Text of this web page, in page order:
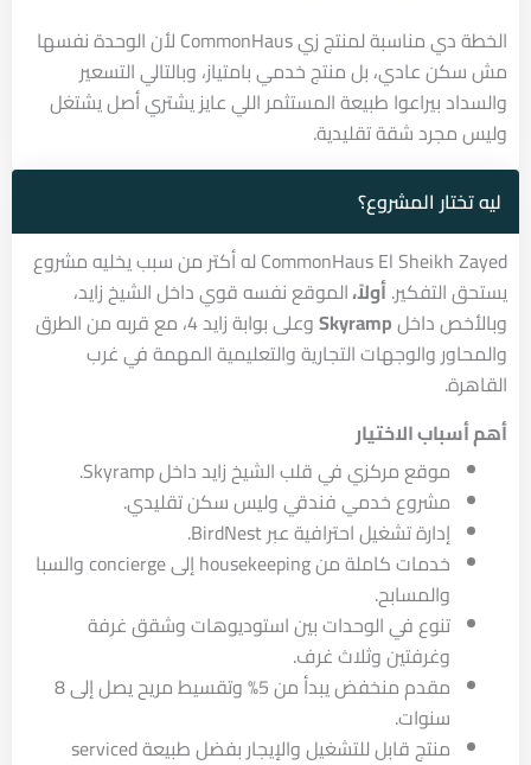
الخطة دي مناسبة لمنتج زي CommonHaus لأن الوحدة نفسها
مش سكن عادي، بل منتج خدمي بامتياز، وبالتالي التسعير
والسداد بيراعوا طبيعة المستثمر اللي عايز يشتري أصل يشتغل
وليس مجرد شقة تقليدية.
ليه تختار المشروع؟
CommonHaus El Sheikh Zayed له أكتر من سبب يخليه مشروع
يستحق التفكير.أولاً،الموقع نفسه قوي داخل الشيخ زايد،
وبالأخص داخلSkyramp
وعلى بوابة زايد 4، مع قربه من الطرق
والمحاور والوجهات التجارية والتعليمية المهمة في غرب
القاهرة.
أهم أسباب الاختيار
موقع مركزي في قلب الشيخ زايد داخل Skyramp.
مشروع خدمي فندقي وليس سكن تقليدي.
إدارة تشغيل احترافية عبر BirdNest.
خدمات كاملة من housekeeping إلى concierge والسبا
والمسابح.
تنوع في الوحدات بين استوديوهات وشقق غرفة
وغرفتين وثلاث غرف.
مقدم منخفض يبدأ من 5% وتقسيط مريح يصل إلى 8
سنوات.
منتج قابل للتشغيل والإيجار بفضل طبيعة serviced